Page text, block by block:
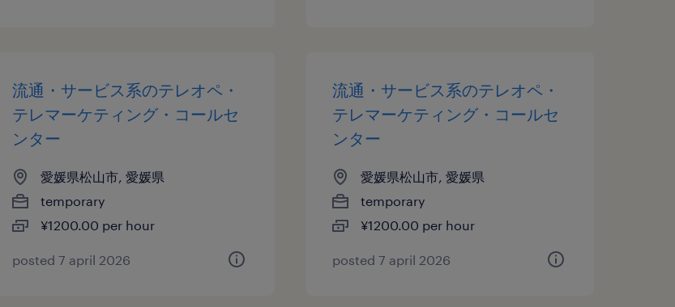
流通・サービス系のテレオペ・
テレマーケティング・コールセ
ンター
愛媛県松山市, 愛媛県
temporary
¥1200.00 per hour
posted 7 april 2026
流通・サービス系のテレオペ・
テレマーケティング・コールセ
ンター
愛媛県松山市, 愛媛県
temporary
¥1200.00 per hour
posted 7 april 2026